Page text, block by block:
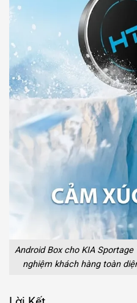
Android Box cho KIA
nghiệm khách hàng toàn